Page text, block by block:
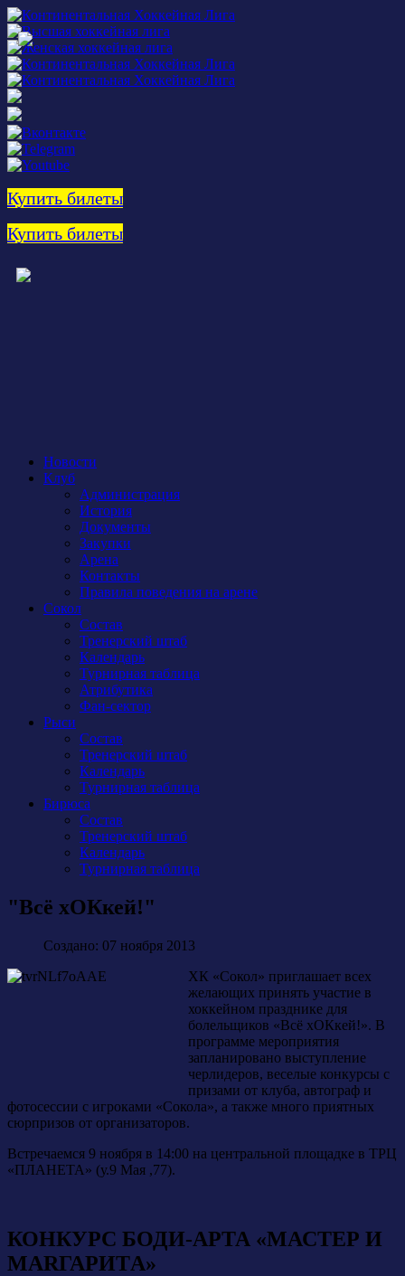
Купить билеты
Купить билеты
Новости
Клуб
Администрация
История
Документы
Закупки
Арена
Контакты
Правила поведения на арене
Сокол
Состав
Тренерский штаб
Календарь
Турнирная таблица
Атрибутика
Фан-сектор
Рыси
Состав
Тренерский штаб
Календарь
Турнирная таблица
Бирюса
Состав
Тренерский штаб
Календарь
Турнирная таблица
"Всё хОКкей!"
Создано: 07 ноября 2013
ХК «Сокол» приглашает всех
желающих принять участие в
хоккейном празднике для
болельщиков «Всё хОКкей!». В
программе мероприятия
запланировано выступление
черлидеров, веселые конкурсы с
призами от клуба, автограф и
фотосессии с игроками «Сокола», а также много приятных
сюрпризов от организаторов.
Встречаемся 9 ноября в 14:00 на центральной площадке в ТРЦ
«ПЛАНЕТА» (у.9 Мая ,77).
КОНКУРС БОДИ-АРТА «МАСТЕР И
МАRГАРИTА»